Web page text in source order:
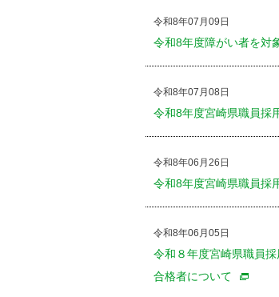
令和8年07月09日
令和8年度障がい者を対
令和8年07月08日
令和8年度宮崎県職員採
令和8年06月26日
令和8年度宮崎県職員採
令和8年06月05日
令和８年度宮崎県職員
合格者について